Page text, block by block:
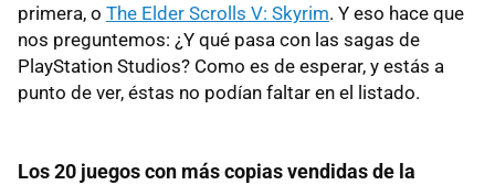
primera, o The Elder Scrolls V: Skyrim. Y eso hace que
nos preguntemos: ¿Y qué pasa con las sagas de
PlayStation Studios? Como es de esperar, y estás a
punto de ver, éstas no podían faltar en el listado.
Los 20 juegos con más copias vendidas de la